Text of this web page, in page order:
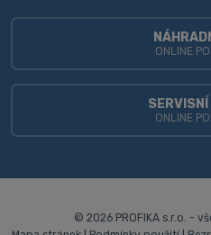
ONLINE
ONLINE
© 2026 PROFIKA s.r.o. -